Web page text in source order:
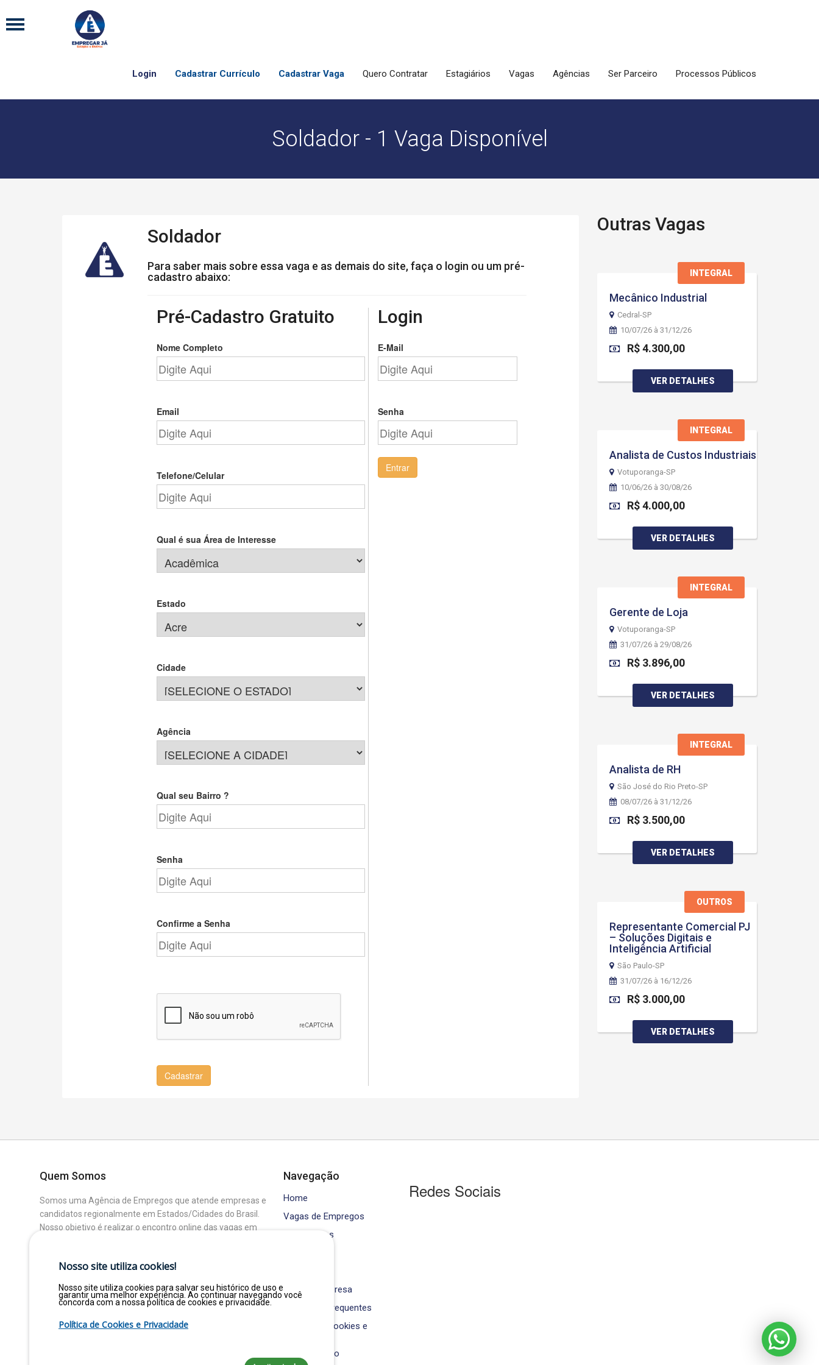
Login Cadastrar Currículo Cadastrar Vaga Quero Contratar Estagiários Vagas Agências Ser Parceiro Processos Públicos
Soldador - 1 Vaga Disponível
Soldador
Para saber mais sobre essa vaga e as demais do site, faça o login ou um pré-
cadastro abaixo:
Pré-Cadastro Gratuito
Nome Completo
Email
Telefone/Celular
Qual é sua Área de Interesse
Estado
Cidade
Agência
Qual seu Bairro ?
Senha
Confirme a Senha
Cadastrar
Login
E-Mail
Senha
Entrar
Outras Vagas
INTEGRAL
Mecânico Industrial
Cedral-SP
10/07/26 à 31/12/26
R$ 4.300,00
VER DETALHES
INTEGRAL
Analista de Custos Industriais
Votuporanga-SP
10/06/26 à 30/08/26
R$ 4.000,00
VER DETALHES
INTEGRAL
Gerente de Loja
Votuporanga-SP
31/07/26 à 29/08/26
R$ 3.896,00
VER DETALHES
INTEGRAL
Analista de RH
São José do Rio Preto-SP
08/07/26 à 31/12/26
R$ 3.500,00
VER DETALHES
OUTROS
Representante Comercial PJ
– Soluções Digitais e
Inteligência Artificial
São Paulo-SP
31/07/26 à 16/12/26
R$ 3.000,00
VER DETALHES
Quem Somos
Somos uma Agência de Empregos que atende empresas e
candidatos regionalmente em Estados/Cidades do Brasil.
Nosso objetivo é realizar o encontro online das vagas em
Navegação
Home
Vagas de Empregos
Contratados
Área da Empresa
Perguntas Frequentes
Política de Cookies e
Fale Conosco
Redes Sociais
Nosso site utiliza cookies!
Nosso site utiliza cookies para salvar seu histórico de uso e
garantir uma melhor experiência. Ao continuar navegando você
concorda com a nossa política de cookies e privacidade.
Política de Cookies e Privacidade